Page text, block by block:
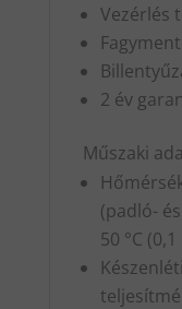
Vezérlés
2 év
Műszaki
(padló-
50 °C